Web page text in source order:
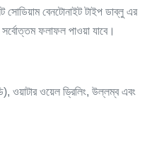
সোডিয়াম বেনটোনাইট টাইপ ডাব্লু এর
ফলাফল পাওয়া যাবে।
ওয়াটার ওয়েল ড্রিলিং, উল্লম্ব এবং